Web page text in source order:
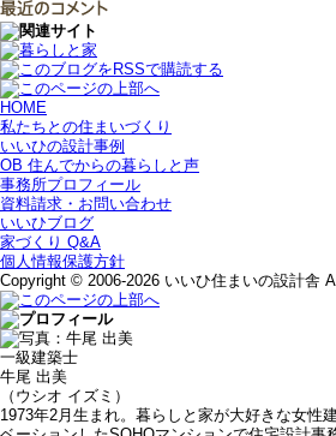
HOME
私たちとの住まいづくり
いいひの設計事例
OB 住んでからの暮らしと声
事務所プロフィール
資料請求・お問い合わせ
いいひブログ
家づくり Q&A
個人情報保護方針
Copyright © 2006-2026 いいひ住まいの設計舎
一級建築士
牛尾 出美
（ウシオ イズミ）
1973年2月生まれ。暮らしと家が大好きな女性